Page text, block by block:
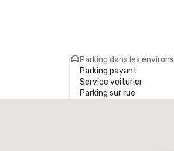
Parking dans les environs
Parking payant
Service voiturier
Parking sur rue